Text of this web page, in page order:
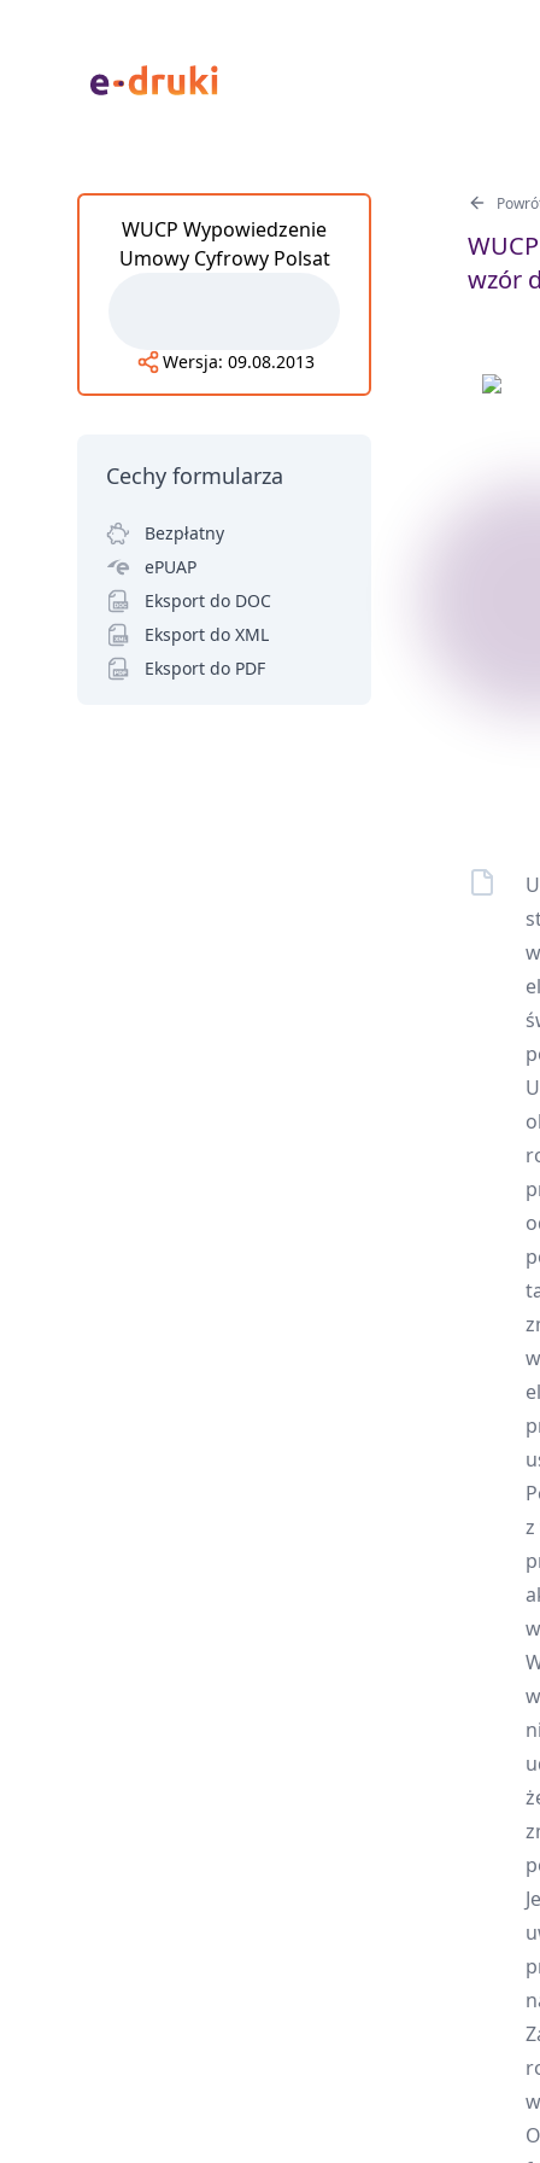
wzór
WUCP Wypowiedzenie
Umowy Cyfrowy Polsat
Wersja: 09.08.2013
Cechy formularza
Bezpłatny
ePUAP
Eksport do DOC
Eksport do XML
Eksport do PDF